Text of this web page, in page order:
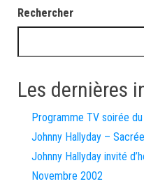
Rechercher
Les dernières
Programme TV soirée
Johnny Hallyday –
Johnny Hallyday invité
Novembre 2002